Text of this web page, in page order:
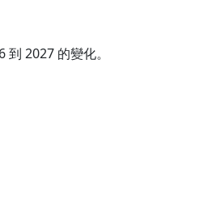
2027 的變化。